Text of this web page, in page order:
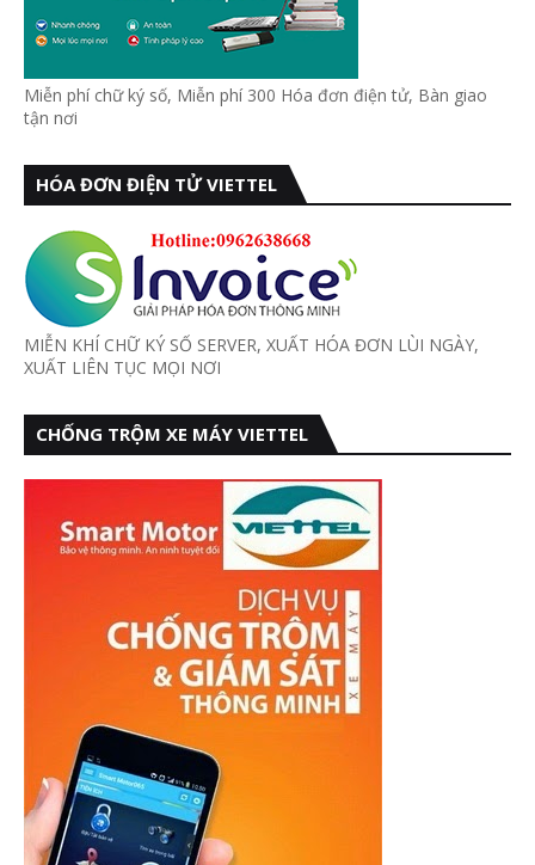
Miễn phí chữ ký số, Miễn phí 300 Hóa đơn điện tử, Bàn giao
tận nơi
HÓA ĐƠN ĐIỆN TỬ VIETTEL
MIỄN KHÍ CHỮ KÝ SỐ SERVER, XUẤT HÓA ĐƠN LÙI NGÀY,
XUẤT LIÊN TỤC MỌI NƠI
CHỐNG TRỘM XE MÁY VIETTEL